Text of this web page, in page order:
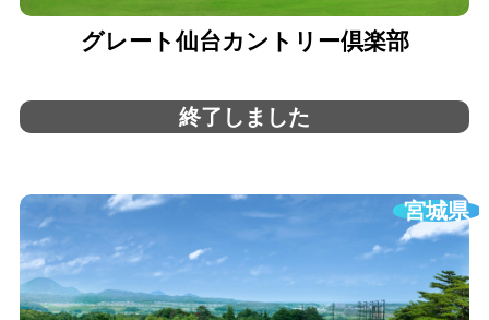
グレート仙台カントリー倶楽部
終了しました
宮城県